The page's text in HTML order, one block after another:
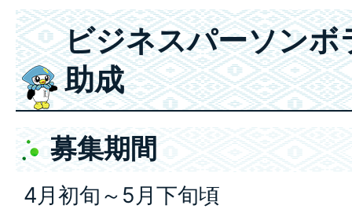
ビジネスパーソンボ
助成
募集期間
4月初旬～5月下旬頃